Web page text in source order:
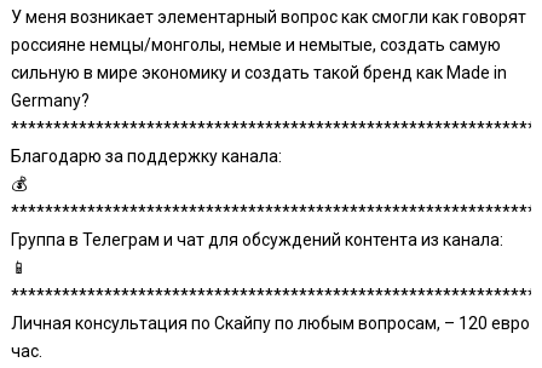
У меня возникает элементарный вопрос как смогли как говорят
россияне немцы/монголы, немые и немытые, создать самую
сильную в мире экономику и создать такой бренд как Made in
Germany?
Благодарю за поддержку канала:
💰
Группа в Телеграм и чат для обсуждений контента из канала:
📱
Личная консультация по Скайпу по любым вопросам, – 120 евро
час.